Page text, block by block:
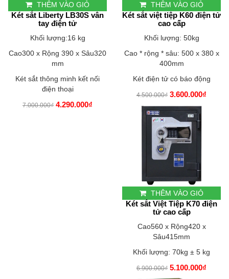
THÊM VÀO GIỎ
Két sắt Liberty LB30S vân
tay điện tử
Khối lượng:16 kg
Cao300 x Rộng 390 x Sâu320
mm
Két sắt thông minh kết nối
điện thoại
7.000.000₫ 4.290.000₫
THÊM VÀO GIỎ
Két sắt việt tiệp K60 điện tử
cao cấp
Khối lượng: 50kg
Cao * rộng * sâu: 500 x 380 x
400mm
Két điện tử có báo động
4.500.000₫ 3.600.000₫
THÊM VÀO GIỎ
Két sắt Việt Tiệp K70 điện
tử cao cấp
Cao560 x Rộng420 x
Sâu415mm
Khối lượng: 70kg ± 5 kg
6.900.000₫ 5.100.000₫